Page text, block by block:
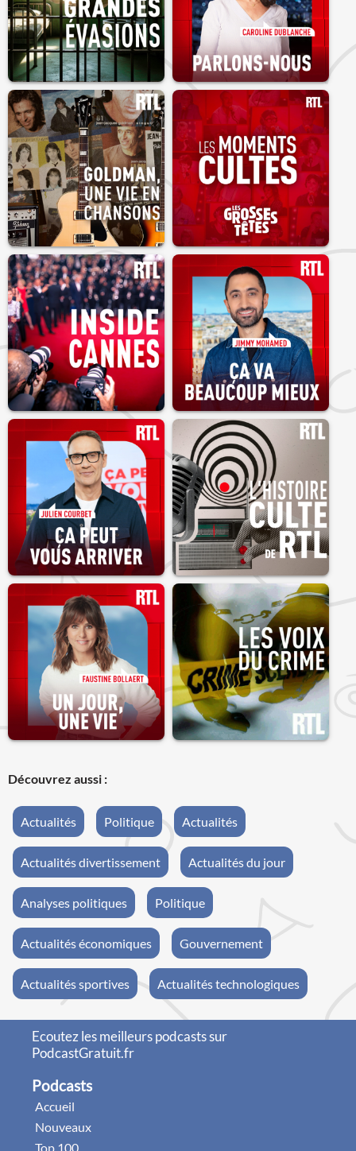
Découvrez aussi :
Actualités Politique Actualités
Actualités divertissement Actualités du jour
Analyses politiques Politique
Actualités économiques Gouvernement
Actualités sportives Actualités technologiques
Ecoutez les meilleurs podcasts sur
PodcastGratuit.fr
Podcasts
Accueil
Nouveaux
Top 100